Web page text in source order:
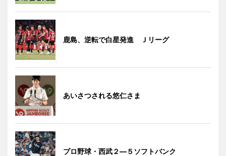
鹿島、逆転で白星発進 Ｊリーグ
あいさつされる悠仁さま
プロ野球・西武２―５ソフトバンク